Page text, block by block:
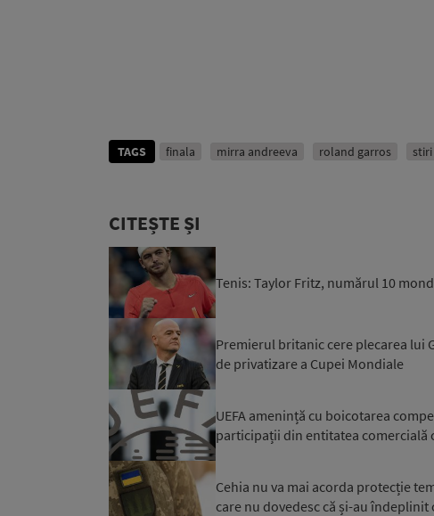
TAGS finala mirra andreeva roland garros
CITEȘTE ȘI
Tenis: Taylor Fritz, numărul 10
Premierul britanic cere plecarea lui
de privatizare a Cupei Mondiale
UEFA amenință cu boicotarea
participații din entitatea comercială
Cehia nu va mai acorda protecție
care nu dovedesc că și-au